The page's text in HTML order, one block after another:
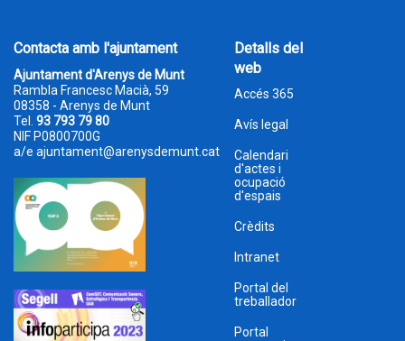
Contacta amb l'ajuntament
Ajuntament d'Arenys de Munt
Rambla Francesc Macià, 59
08358 - Arenys de Munt
Tel. 93 793 79 80
NIF P0800700G
a/e ajuntament@arenysdemunt.cat
Detalls del
web
Accés 365
Avís legal
Calendari
d'actes i
ocupació
d'espais
Crèdits
Intranet
Portal del
treballador
Portal